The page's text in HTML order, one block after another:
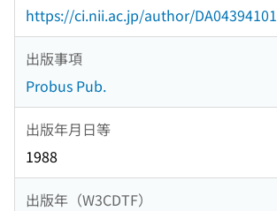
https://ci.nii.ac.jp/author/DA04394101
出版事項
Probus Pub.
出版年月日等
1988
出版年（W3CDTF）